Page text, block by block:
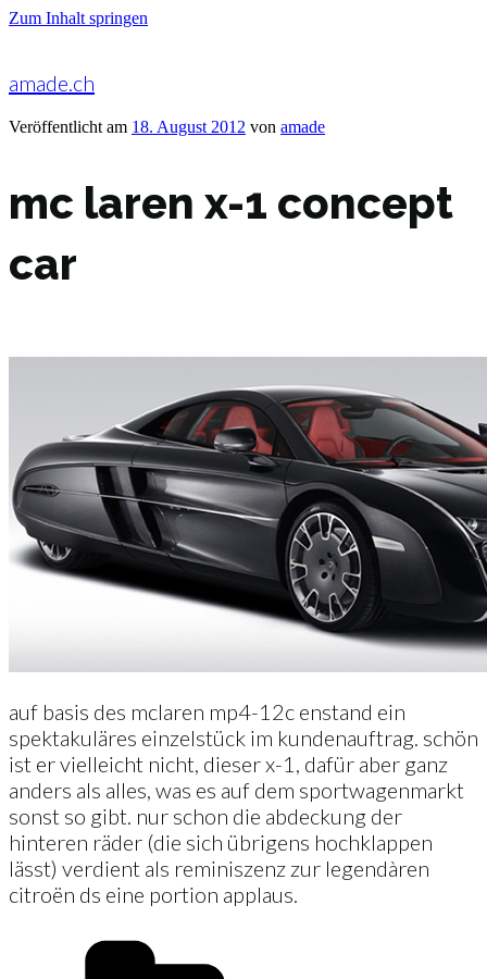
Zum Inhalt springen
amade.ch
Veröffentlicht am 18. August 2012 von amade
mc laren x-1 concept
car
auf basis des mclaren mp4-12c enstand ein
spektakuläres einzelstück im kundenauftrag. schön
ist er vielleicht nicht, dieser x-1, dafür aber ganz
anders als alles, was es auf dem sportwagenmarkt
sonst so gibt. nur schon die abdeckung der
hinteren räder (die sich übrigens hochklappen
lässt) verdient als reminiszenz zur legendàren
citroën ds eine portion applaus.